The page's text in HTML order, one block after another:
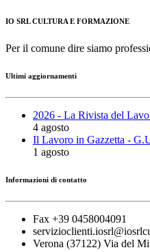
IO SRL CULTURA E FORMAZIONE
Per il comune dire siamo
Ultimi aggiornamenti
2026 - La Rivista del
4 agosto
Il Lavoro in Gazzetta -
1 agosto
Informazioni di contatto
Fax +39 0458004091
Verona (37122) Via del